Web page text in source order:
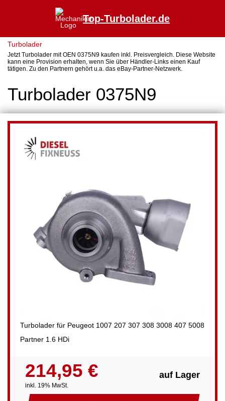
Top-Turbolader.de
Turbolader
Jetzt Turbolader mit OEN 0375N9 kaufen inkl. Preisvergleich. Diese Website
kann eine Provision erhalten, wenn Sie über Händler-Links einen Kauf
tätigen. Zu den Partnern gehört u.a. das eBay-Partner-Netzwerk.
Turbolader 0375N9
Turbolader für Peugeot 1007 207 307 308 3008 407 5008
Partner 1.6 HDi
214,95 €
inkl. 19% MwSt.
auf Lager